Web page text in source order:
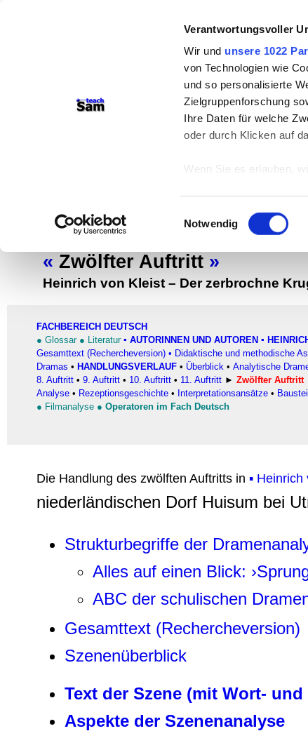
Verantwortungsvoller
Wir und unsere 1022
von Technologien wie
und so personalisierte
Zielgruppenforschung
Ihre Daten für welche
oder durch Klicken auf
Wenn Sie es erlauben,
Ihr Gerät durch
Erfahren Sie mehr
Präferenzen im
Wir verwenden Cookies,
und Analysen weiter.
zusammen, die Sie
gesammelt haben.
Einwilligungsauswahl
Notwendig
teachSam- Arbeitsbereiche:
Einzelne Szenen
« Zwölfter Auftritt »
Heinrich von Kleist – Der zerbrochne
FACHBEREICH DEUTSCH
● Glossar ● Literatur ▪ AUTORINNEN UND AUTOREN ▪
Gesamttext (Rechercheversion) • Didaktische und methodische
Dramas • HANDLUNGSVERLAUF • Überblick • Analytische
8. Auftritt • 9. Auftritt • 10. Auftritt • 11. Auftritt ► Zwölfter Auftritt
Analyse • Rezeptionsgeschichte • Interpretationsansätze •
● Filmanalyse ● Operatoren im Fach Deutsch
Die Handlung des zwölften Auftritts in ▪
niederländischen Dorf Huisum bei
Strukturbegriffe der
Alles auf einen Blick:
ABC der schulischen
Gesamttext (Rechercheversion)
Szenenüberblick
Text der Szene (mit Wort-
Aspekte der Szenenanalyse